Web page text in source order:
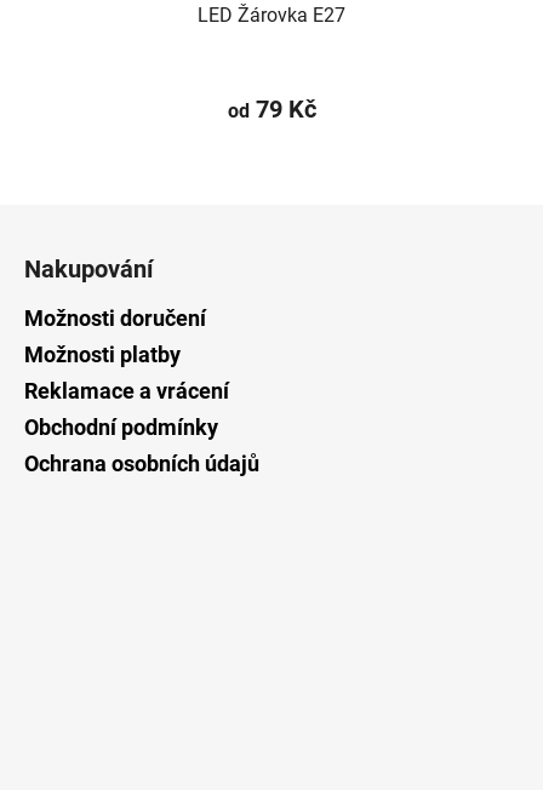
LED Žárovka E27
od79 Kč
Nakupování
Možnosti doručení
Možnosti platby
Reklamace a vrácení
Obchodní podmínky
Ochrana osobních údajů